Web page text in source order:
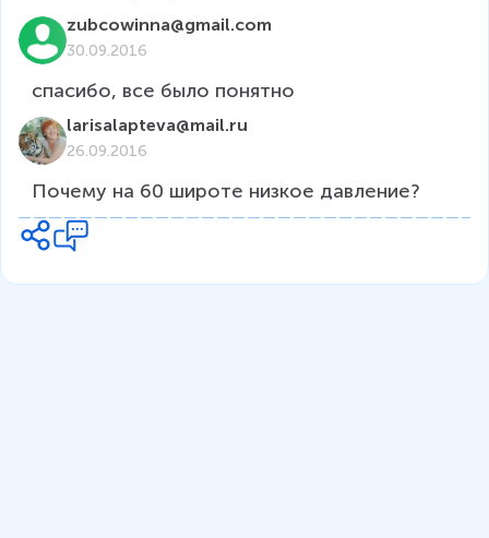
zubcowinna@gmail.com
30.09.2016
спасибо, все было понятно
larisalapteva@mail.ru
26.09.2016
Почему на 60 широте низкое давление?